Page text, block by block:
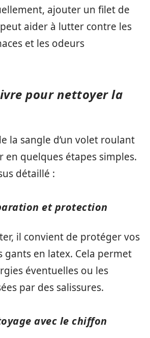
ajouter un filet de
aider à lutter contre les
et les odeurs
pour nettoyer la
la sangle d’un volet roulant
en quelques étapes simples.
détaillé :
et protection
il convient de protéger vos
gants en latex. Cela permet
éventuelles ou les
par des salissures.
avec le chiffon